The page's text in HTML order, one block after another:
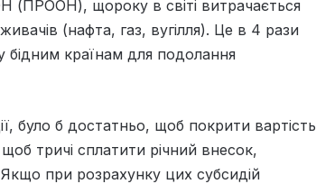
(ПРООН), щороку в світі витрачається
(нафта, газ, вугілля). Це в 4 рази
країнам для подолання
було б достатньо, щоб покрити вартість
тричі сплатити річний внесок,
Якщо при розрахунку цих субсидій